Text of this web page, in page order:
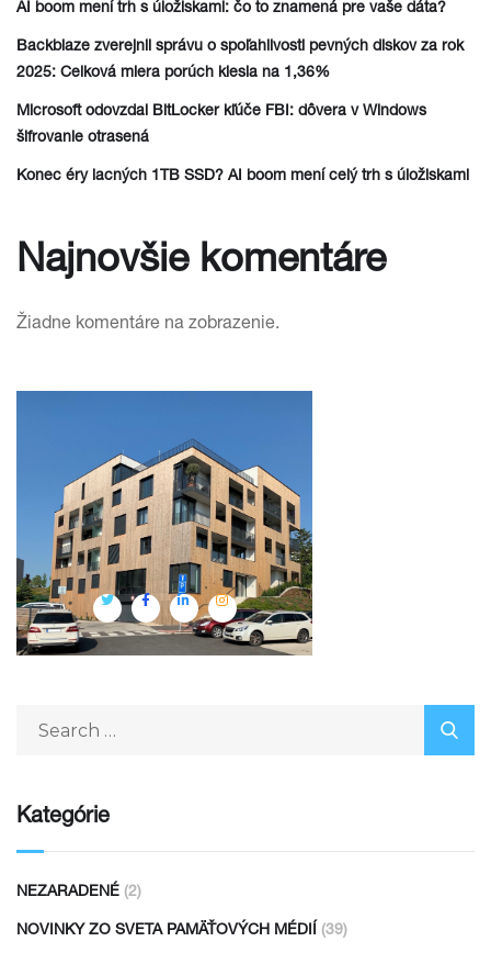
AI boom mení trh s úložiskami: čo to znamená pre vaše dáta?
Backblaze zverejnil správu o spoľahlivosti pevných diskov za rok
2025: Celková miera porúch klesla na 1,36%
Microsoft odovzdal BitLocker kľúče FBI: dôvera v Windows
šifrovanie otrasená
Konec éry lacných 1TB SSD? AI boom mení celý trh s úložiskami
Najnovšie komentáre
Žiadne komentáre na zobrazenie.
Kategórie
NEZARADENÉ (2)
NOVINKY ZO SVETA PAMÄŤOVÝCH MÉDIÍ (39)